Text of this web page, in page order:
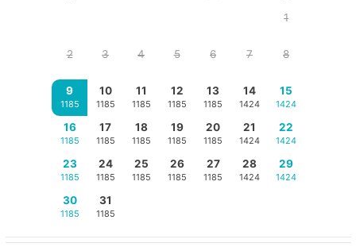
1
2 3 4 5 6 7 8
9
1185
10
1185
11
1185
12
1185
13
1185
14
1424
15
1424
16
1185
17
1185
18
1185
19
1185
20
1185
21
1424
22
1424
23
1185
24
1185
25
1185
26
1185
27
1185
28
1424
29
1424
30
1185
31
1185